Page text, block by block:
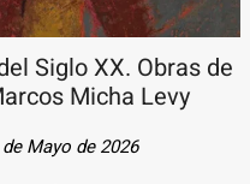
Siglo XX. Obras de
Micha Levy
Mayo de 2026